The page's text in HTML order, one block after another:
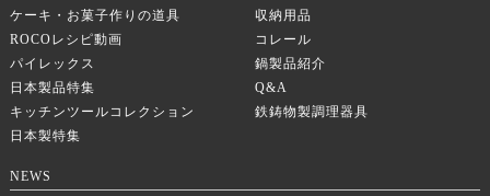
ケーキ・お菓子作りの道具
収納用品
ROCOレシピ動画
コレール
パイレックス
鍋製品紹介
日本製品特集
Q&A
キッチンツールコレクション
鉄鋳物製調理器具
日本製特集
NEWS